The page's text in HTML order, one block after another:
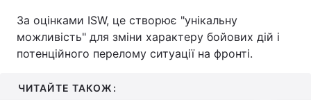
За оцінками ISW, це створює "унікальну
можливість" для зміни характеру бойових дій і
потенційного перелому ситуації на фронті.
ЧИТАЙТЕ ТАКОЖ: